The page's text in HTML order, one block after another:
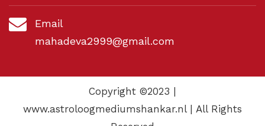
Email
mahadeva2999@gmail.com
Copyright ©2023 |
www.astroloogmediumshankar.nl | All Rights